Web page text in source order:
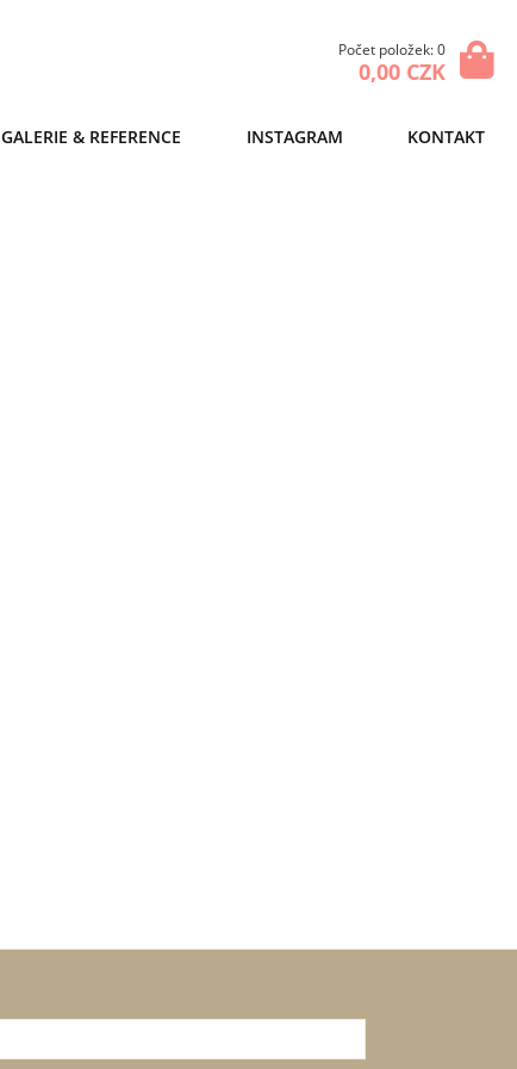
Počet položek: 0
0,00 CZK
GALERIE & REFERENCE INSTAGRAM KONTAKT